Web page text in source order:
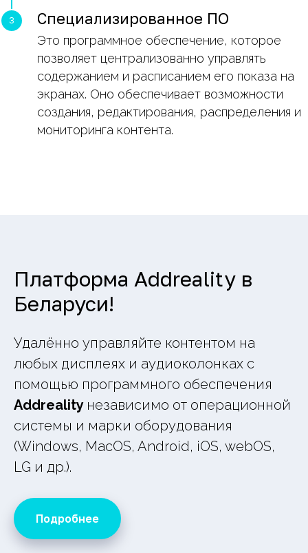
Специализированное ПО
Это программное обеспечение, которое
позволяет централизованно управлять
содержанием и расписанием его показа на
экранах. Оно обеспечивает возможности
создания, редактирования, распределения и
мониторинга контента.
Платформа Addreality в
Беларуси!
Удалённо управляйте контентом на
любых дисплеях и аудиоколонках с
помощью программного обеспечения
Addreality независимо от операционной
системы и марки оборудования
(Windows, MacOS, Android, iOS, webOS,
LG и др.).
Подробнее